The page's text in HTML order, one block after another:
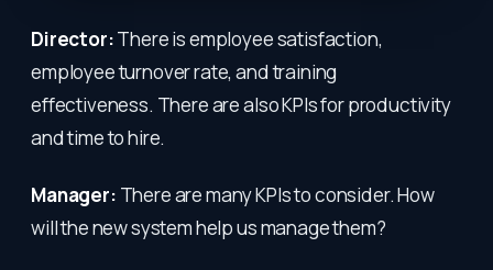
Director:There is employee satisfaction,
employee turnover rate, and training
effectiveness. There are also KPIs for productivity
and time to hire.
Manager: There are many KPIs to consider. How
will the new system help us manage them?